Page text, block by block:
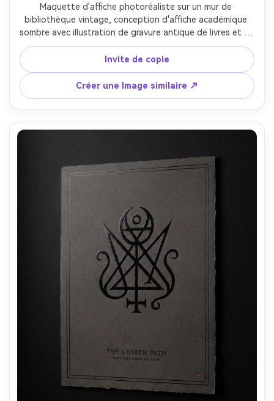
Maquette d'affiche photoréaliste sur un mur de
bibliothèque vintage, conception d'affiche académique
sombre avec illustration de gravure antique de livres et de
bougies, palette sépia-sur-noir, typographie serif, plis de
papier subtils, emblème de sceau de cire, espacement
élégant, vignette douce, texture de papier d'archives
réaliste, projecteur tungstène chaud, tiré sur Sony A7IV,
55mm, f/2.8, réalisme d'impression haut de gamme-AR 4:5
Invite de copie
Créer une Image similaire ↗